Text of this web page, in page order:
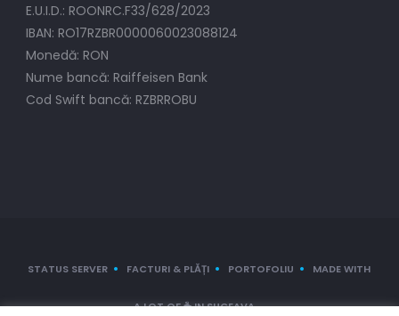
E.U.I.D.: ROONRC.F33/628/2023
IBAN: RO17RZBR0000060023088124
Monedă: RON
Nume bancă: Raiffeisen Bank
Cod Swift bancă: RZBRROBU
STATUS SERVER FACTURI & PLĂȚI PORTOFOLIU MADE WITH
A LOT OF ☕ IN SUCEAVA